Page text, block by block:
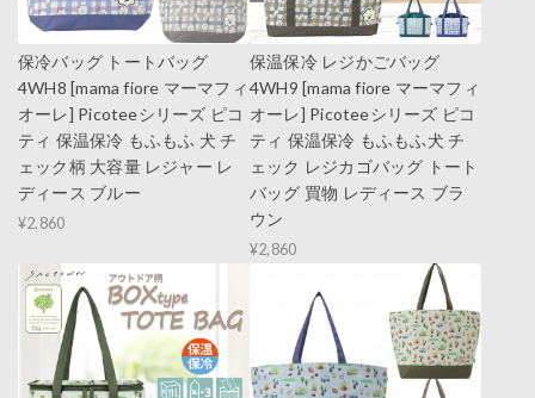
保冷バッグ トートバッグ
4WH8 [mama fiore マーマフィ
オーレ] Picoteeシリーズ ピコ
ティ 保温保冷 もふもふ 犬 チ
ェック柄 大容量 レジャー レ
ディース ブルー
¥2,860
保温保冷 レジかごバッグ
4WH9 [mama fiore マーマフィ
オーレ] Picoteeシリーズ ピコ
ティ 保温保冷 もふもふ犬 チ
ェック レジカゴバッグ トート
バッグ 買物 レディース ブラ
ウン
¥2,860